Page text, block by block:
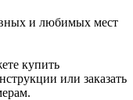
и любимых мест
купить
или заказать